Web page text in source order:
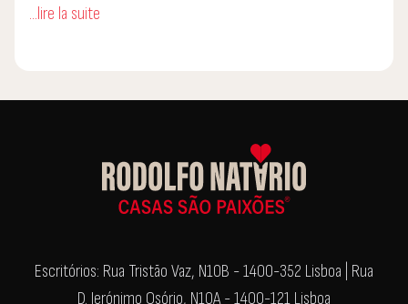
profissional. Foi nesse ambiente dinâmico que ampliei meus
perspectiva sobre negócios, relacionamentos e
oportunidades.
busca constante de aprender, evoluir e, acima de tudo,
manter os valores que sempre me guiaram: integridade,
...lire la suite
Escritórios: Rua Tristão Vaz, N10B - 1400-352 Lisboa | Rua
D. Jerónimo Osório, N10A - 1400-121 Lisboa